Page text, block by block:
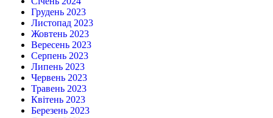
Грудень 2023
Листопад 2023
Жовтень 2023
Вересень 2023
Серпень 2023
Липень 2023
Червень 2023
Травень 2023
Квітень 2023
Березень 2023